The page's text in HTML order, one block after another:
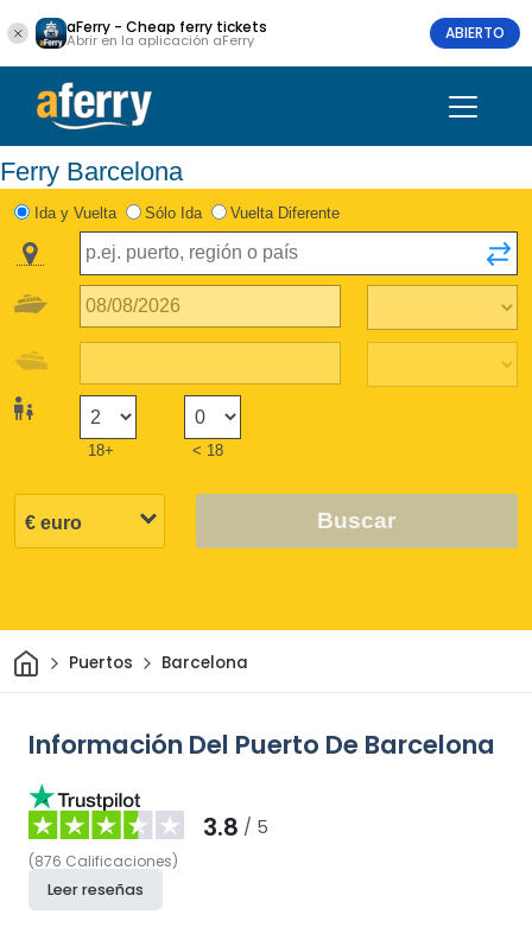
aFerry - Cheap ferry tickets
Abrir en la aplicación aFerry ABIERTO
Ferry Barcelona
Ida y Vuelta Sólo Ida Vuelta Diferente
18+ < 18
Buscar
InicioPuertos Barcelona
Información Del Puerto De Barcelona
3.8 / 5
(876 Calificaciones)
Leer reseñas